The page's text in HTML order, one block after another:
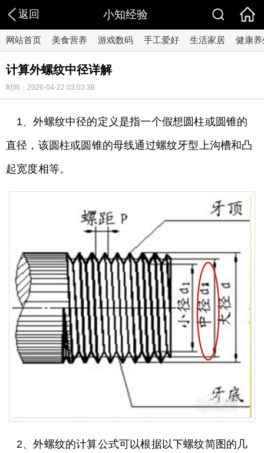
返回 小知经验
网站首页 美食营养 游戏数码 手工爱好 生活家居 健康养
计算外螺纹中径详解
时间：2026-04-22 03:03:38
1、外螺纹中径的定义是指一个假想圆柱或圆锥的
直径，该圆柱或圆锥的母线通过螺纹牙型上沟槽和凸
起宽度相等。
2、外螺纹的计算公式可以根据以下螺纹简图的几